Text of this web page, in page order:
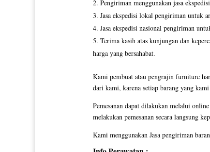
Pengiriman menggunakan jasa
Jasa ekspedisi lokal pengiriman untuk
Jasa ekspedisi nasional pengiriman
Terima kasih atas kunjungan dan
harga yang bersahabat.
Kami pembuat atau pengrajin furniture
dari kami, karena setiap barang yang
Pemesanan dapat dilakukan melalui
melakukan pemesanan secara langsung
Kami menggunakan Jasa pengiriman